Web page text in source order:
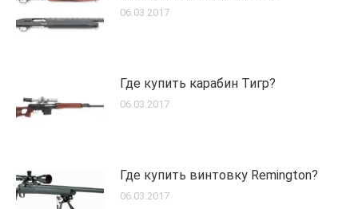
06.03.2017
Где купить карабин Тигр?
06.03.2017
Где купить винтовку Remington?
06.03.2017